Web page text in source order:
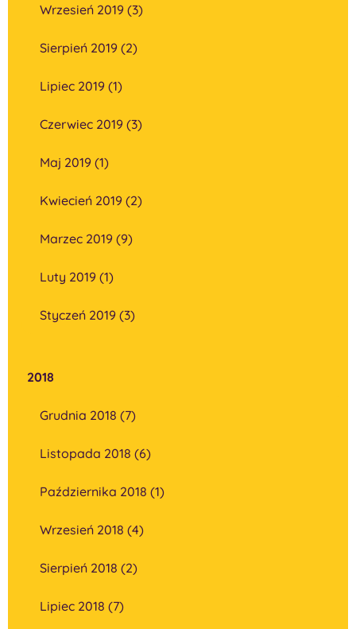
Wrzesień 2019 (3)
Sierpień 2019 (2)
Lipiec 2019 (1)
Czerwiec 2019 (3)
Maj 2019 (1)
Kwiecień 2019 (2)
Marzec 2019 (9)
Luty 2019 (1)
Styczeń 2019 (3)
2018
Grudnia 2018 (7)
Listopada 2018 (6)
Października 2018 (1)
Wrzesień 2018 (4)
Sierpień 2018 (2)
Lipiec 2018 (7)